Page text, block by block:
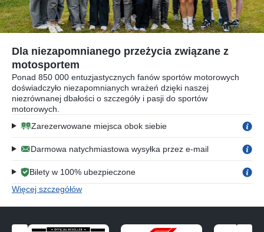
Dla niezapomnianego przeżycia związane z
motosportem
Ponad 850 000 entuzjastycznych fanów sportów motorowych
doświadczyło niezapomnianych wrażeń dzięki naszej
niezrównanej dbałości o szczegóły i pasji do sportów
motorowych.
Zarezerwowane miejsca obok siebie
Darmowa natychmiastowa wysyłka przez e-mail
Bilety w 100% ubezpieczone
Więcej szczegółów